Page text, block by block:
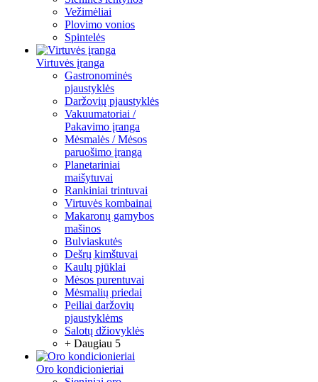
Vežimėliai
Plovimo vonios
Spintelės
Virtuvės įranga
Gastronominės
pjaustyklės
Daržovių pjaustyklės
Vakuumatoriai /
Pakavimo įranga
Mėsmalės / Mėsos
paruošimo įranga
Planetariniai
maišytuvai
Rankiniai trintuvai
Virtuvės kombainai
Makaronų gamybos
mašinos
Bulviaskutės
Dešrų kimštuvai
Kaulų pjūklai
Mėsos purentuvai
Mėsmalių priedai
Peiliai daržovių
pjaustyklėms
Salotų džiovyklės
+ Daugiau 5
Oro kondicionieriai